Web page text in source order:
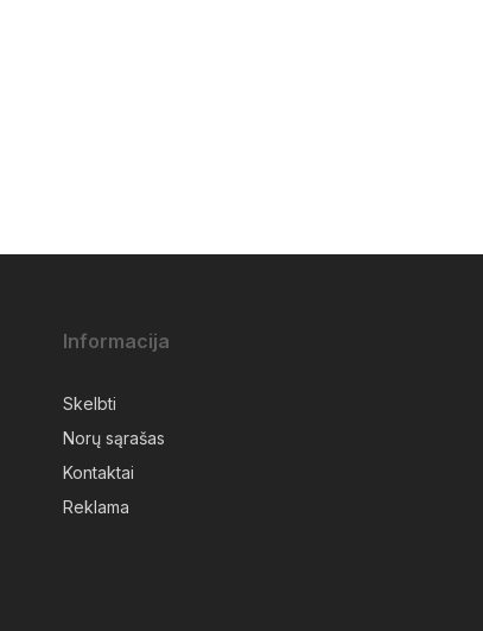
Informacija
Skelbti
Norų sąrašas
Kontaktai
Reklama